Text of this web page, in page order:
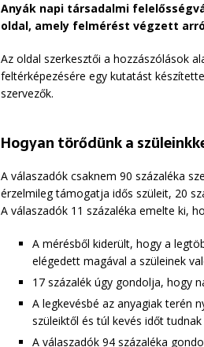
Anyák napi társadalmi
oldal, amely felmérést végzett
Az oldal szerkesztői a hozzászólások
feltérképezésére egy kutatást
szervezők.
Hogyan törődünk a
A válaszadók csaknem 90 százaléka
érzelmileg támogatja idős szüleit, 20
A válaszadók 11 százaléka emelte ki,
A mérésből kiderült, hogy a
elégedett magával a szüleinek
17 százalék úgy gondolja, hogy
A legkevésbé az anyagiak terén
szüleiktől és túl kevés időt
A válaszadók 94 százaléka